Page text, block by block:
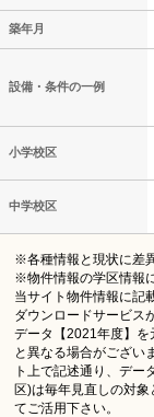
築年月
設備・条件の一例
小学校区
中学校区
※各種情報と現状に差
※物件情報の学区情報
当サイト物件情報に記
ダウンロードサービス
データ【2021年度】
と異なる場合がござい
ト上で記述通り、デー
区)は毎年見直しの対
てご活用下さい。